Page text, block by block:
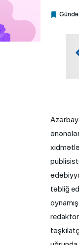
Azərbaycan istiqlal mübarizəsi tarixi, xalqımızın müstəqillik idealının gerçəkləşdirilməsi, Azərbaycanın tarixi dövlətçilik ənənələri, milli dövlət quruluşunun dirçəldilməsi, milli istiqlal ideyalarının geniş yayılması, bu yolda görülən böyük xidmətlər Azərbaycan ədəbiyyatı üçün aktual mövzu sıralarında olmuşdur. Azərbaycan istiqlal mübarizəsi tarixi siyasi publisistikası ilə ədəbi-ictimai fikir tariximizə layiqli töhfələr vermiş görkəmli ictimai-siyasi xadimlərimizin əsərləri ədəbiyyatımızın, tariximizin, publisistikamızın inkişafında və təbliğində müstəsna rol oynamışdır. Əsərləri ilə azadlığı təbliğ edən ədiblərimiz müasir Azərbaycanın ədəbi-mədəni, mətbu, ictimai-siyasi həyatında müstəsna rol